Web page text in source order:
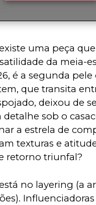
uma peça
da meia-
é a segunda
que transita
deixou de
detalhe sob o
a estrela de
texturas e
retorno triunfal?
no layering (a